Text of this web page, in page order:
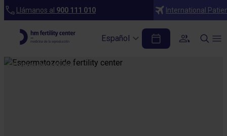
Llámanos al 900 111 010 International
Español
Pruebas de fertilidad